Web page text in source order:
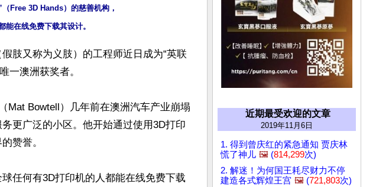
Free 3D Hands）的慈善机构，
肢又称为义肢）的工程师近日成为“英联
一澳洲获奖者。
Mat Bowtell）几年前在澳洲汽车产业崩塌
更广泛的小区。他开始通过使用3D打印
赞誉。
任何有3D打印机的人都能在线免费下载
近期最受欢迎的文章
2019年11月6日
1. 得到曾庆红的紧急通知 贾庆林
慌了神儿 🖼️ (814,299次)
2. 解迷！为何国王耗尽财力不停
建造各式辉煌王宫 🖼️ (721,803次)